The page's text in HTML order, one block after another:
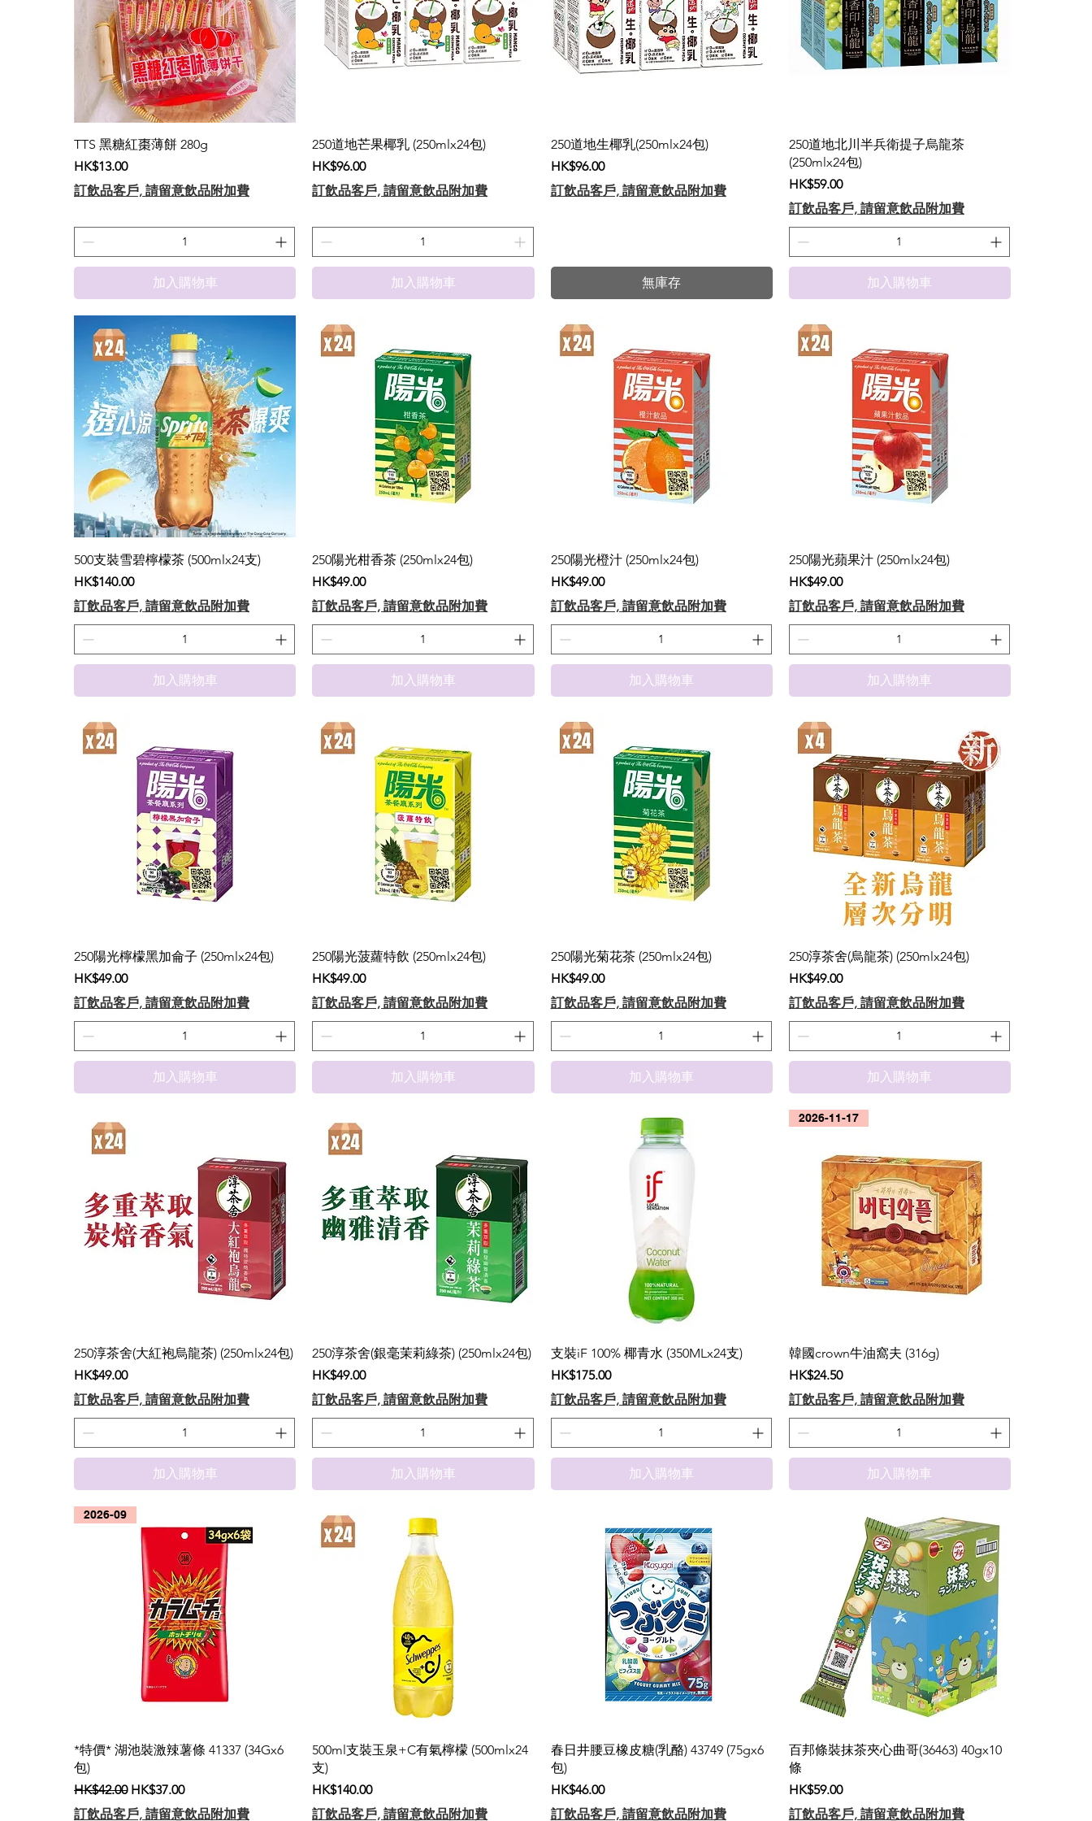
TTS 黑糖紅棗薄餅 280g
價格
HK$13.00
訂飲品客戶, 請留意飲品附加費
加入購物車
250道地芒果椰乳 (250mlx24包)
價格
HK$96.00
訂飲品客戶, 請留意飲品附加費
加入購物車
250道地生椰乳(250mlx24包)
價格
HK$96.00
訂飲品客戶, 請留意飲品附加費
無庫存
250道地北川半兵衛提子烏龍茶
(250mlx24包)
價格
HK$59.00
訂飲品客戶, 請留意飲品附加費
加入購物車
500支裝雪碧檸檬茶 (500mlx24支)
價格
HK$140.00
訂飲品客戶, 請留意飲品附加費
加入購物車
250陽光柑香茶 (250mlx24包)
價格
HK$49.00
訂飲品客戶, 請留意飲品附加費
加入購物車
250陽光橙汁 (250mlx24包)
價格
HK$49.00
訂飲品客戶, 請留意飲品附加費
加入購物車
250陽光蘋果汁 (250mlx24包)
價格
HK$49.00
訂飲品客戶, 請留意飲品附加費
加入購物車
250陽光檸檬黑加侖子 (250mlx24包)
價格
HK$49.00
訂飲品客戶, 請留意飲品附加費
加入購物車
250陽光菠蘿特飲 (250mlx24包)
價格
HK$49.00
訂飲品客戶, 請留意飲品附加費
加入購物車
250陽光菊花茶 (250mlx24包)
價格
HK$49.00
訂飲品客戶, 請留意飲品附加費
加入購物車
250淳茶舍(烏龍茶) (250mlx24包)
價格
HK$49.00
訂飲品客戶, 請留意飲品附加費
加入購物車
250淳茶舍(大紅袍烏龍茶) (250mlx24包)
價格
HK$49.00
訂飲品客戶, 請留意飲品附加費
加入購物車
250淳茶舍(銀毫茉莉綠茶) (250mlx24包)
價格
HK$49.00
訂飲品客戶, 請留意飲品附加費
加入購物車
支裝iF 100% 椰青水 (350MLx24支)
價格
HK$175.00
訂飲品客戶, 請留意飲品附加費
加入購物車
2026-11-17
韓國crown牛油窩夫 (316g)
價格
HK$24.50
訂飲品客戶, 請留意飲品附加費
加入購物車
2026-09
*特價* 湖池裝激辣薯條 41337 (34Gx6
包)
一般價格
HK$42.00 促銷價格
HK$37.00
訂飲品客戶, 請留意飲品附加費
500ml支裝玉泉+C有氣檸檬 (500mlx24
支)
價格
HK$140.00
訂飲品客戶, 請留意飲品附加費
春日井腰豆橡皮糖(乳酪) 43749 (75gx6
包)
價格
HK$46.00
訂飲品客戶, 請留意飲品附加費
百邦條裝抹茶夾心曲哥(36463) 40gx10
條
價格
HK$59.00
訂飲品客戶, 請留意飲品附加費